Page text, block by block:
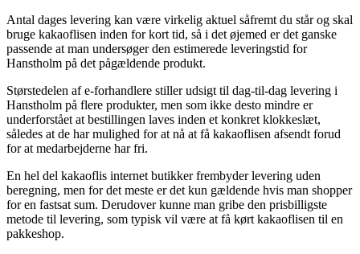
Antal dages levering kan være virkelig aktuel såfremt du står og skal
bruge kakaoflisen inden for kort tid, så i det øjemed er det ganske
passende at man undersøger den estimerede leveringstid for
Hanstholm på det pågældende produkt.
Størstedelen af e-forhandlere stiller udsigt til dag-til-dag levering i
Hanstholm på flere produkter, men som ikke desto mindre er
underforstået at bestillingen laves inden et konkret klokkeslæt,
således at de har mulighed for at nå at få kakaoflisen afsendt forud
for at medarbejderne har fri.
En hel del kakaoflis internet butikker frembyder levering uden
beregning, men for det meste er det kun gældende hvis man shopper
for en fastsat sum. Derudover kunne man gribe den prisbilligste
metode til levering, som typisk vil være at få kørt kakaoflisen til en
pakkeshop.